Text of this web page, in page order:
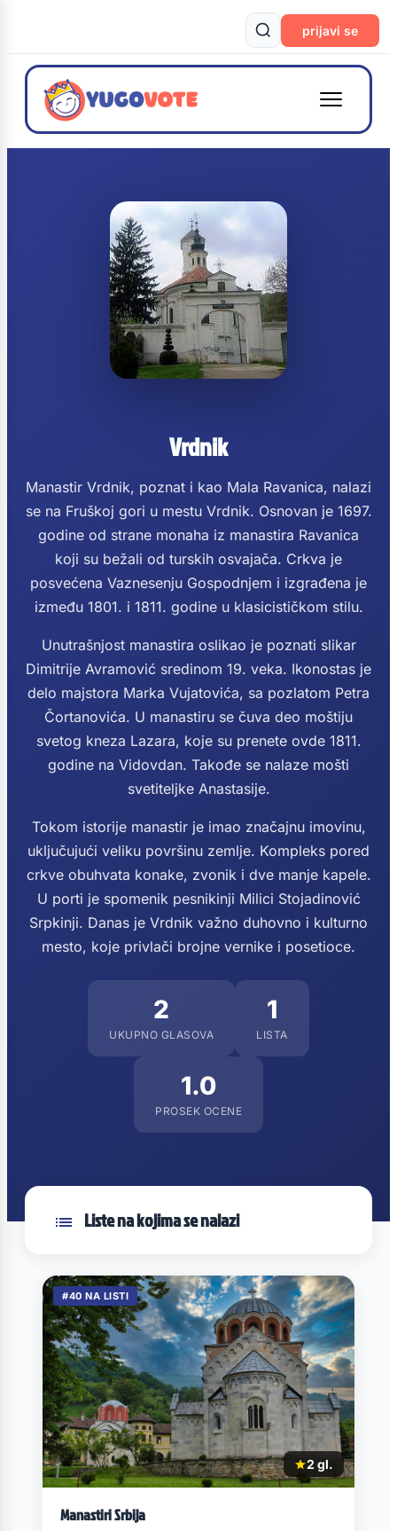
prijavi se
Vrdnik
Manastir Vrdnik, poznat i kao Mala Ravanica, nalazi
se na Fruškoj gori u mestu Vrdnik. Osnovan je 1697.
godine od strane monaha iz manastira Ravanica
koji su bežali od turskih osvajača. Crkva je
posvećena Vaznesenju Gospodnjem i izgrađena je
između 1801. i 1811. godine u klasicističkom stilu.
Unutrašnjost manastira oslikao je poznati slikar
Dimitrije Avramović sredinom 19. veka. Ikonostas je
delo majstora Marka Vujatovića, sa pozlatom Petra
Čortanovića. U manastiru se čuva deo moštiju
svetog kneza Lazara, koje su prenete ovde 1811.
godine na Vidovdan. Takođe se nalaze mošti
svetiteljke Anastasije.
Tokom istorije manastir je imao značajnu imovinu,
uključujući veliku površinu zemlje. Kompleks pored
crkve obuhvata konake, zvonik i dve manje kapele.
U porti je spomenik pesnikinji Milici Stojadinović
Srpkinji. Danas je Vrdnik važno duhovno i kulturno
mesto, koje privlači brojne vernike i posetioce.
2
UKUPNO GLASOVA
1
LISTA
1.0
PROSEK OCENE
Liste na kojima se nalazi
#40 NA LISTI
2 gl.
Manastiri Srbija